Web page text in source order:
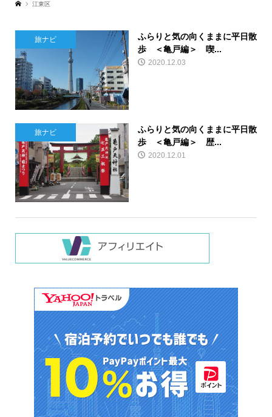
江東区
旅ナビ
ふらりと気の向くままに平日散
歩 ＜亀戸編＞ 喫...
2020.12.03
旅ナビ
ふらりと気の向くままに平日散
歩 ＜亀戸編＞ 歴...
2020.12.01